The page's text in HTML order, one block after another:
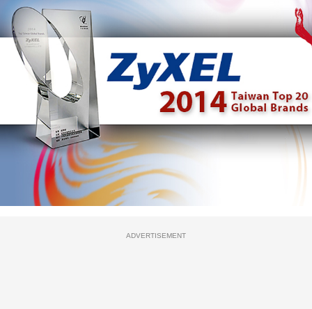
ADVERTISEMENT